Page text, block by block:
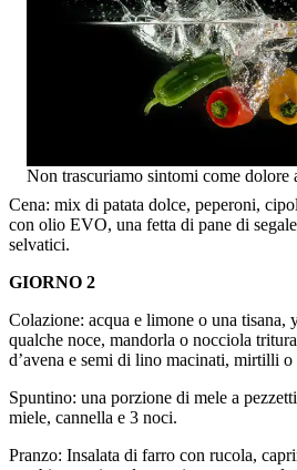
Non trascuriamo sintomi come dolore
Cena: mix di patata dolce, peperoni,
con olio EVO, una fetta di pane di
selvatici.
GIORNO 2
Colazione: acqua e limone o una tisana,
qualche noce, mandorla o nocciola
d’avena e semi di lino macinati, mirtilli o
Spuntino: una porzione di mele a
miele, cannella e 3 noci.
Pranzo: Insalata di farro con rucola,